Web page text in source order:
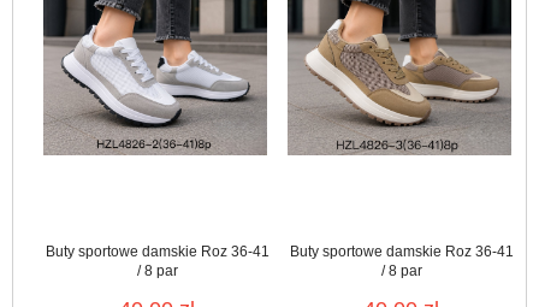
Buty sportowe damskie Roz 36-41
/ 8 par
Buty sportowe damskie Roz 36-41
/ 8 par